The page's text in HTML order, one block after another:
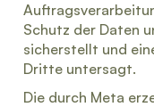
Schutz der Daten
sicherstellt und
Dritte untersagt.
Die durch Meta